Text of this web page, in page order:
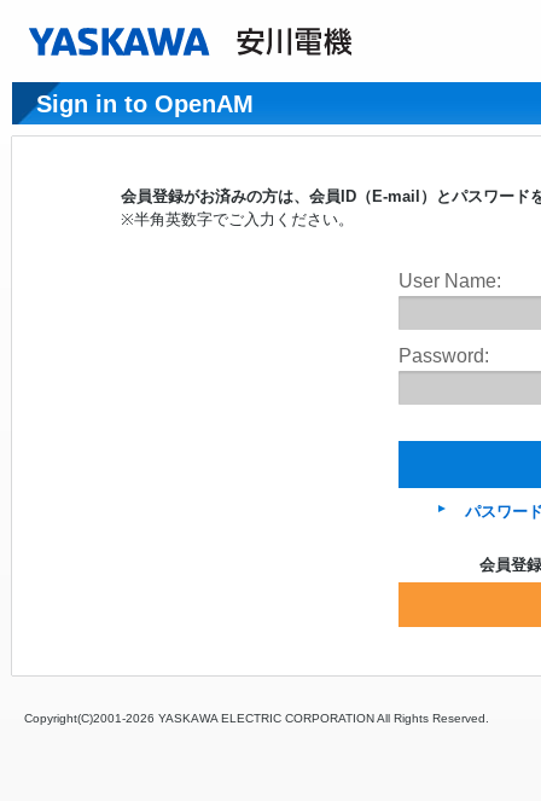
Sign in to OpenAM
会員登録がお済みの方は、会員ID（E-mail）とパスワー
※半角英数字でご入力ください。
User Name:
Password:
パスワー
会員登
Copyright(C)2001‐2026 YASKAWA ELECTRIC CORPORATION All Rights Reserved.